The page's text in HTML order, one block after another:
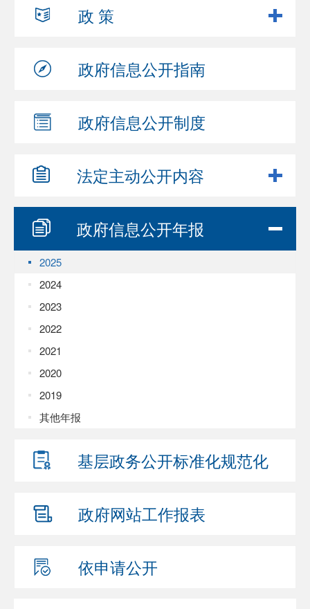
政 策
政府信息公开指南
政府信息公开制度
法定主动公开内容
政府信息公开年报
2025
2024
2023
2022
2021
2020
2019
其他年报
基层政务公开标准化规范化
政府网站工作报表
依申请公开